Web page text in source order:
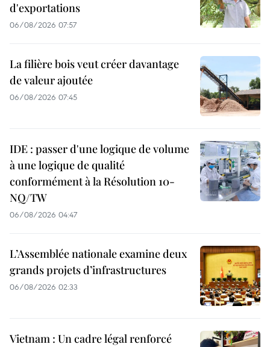
d'exportations
06/08/2026 07:57
La filière bois veut créer davantage
de valeur ajoutée
06/08/2026 07:45
IDE : passer d'une logique de volume
à une logique de qualité
conformément à la Résolution 10-
NQ/TW
06/08/2026 04:47
L’Assemblée nationale examine deux
grands projets d’infrastructures
06/08/2026 02:33
Vietnam : Un cadre légal renforcé